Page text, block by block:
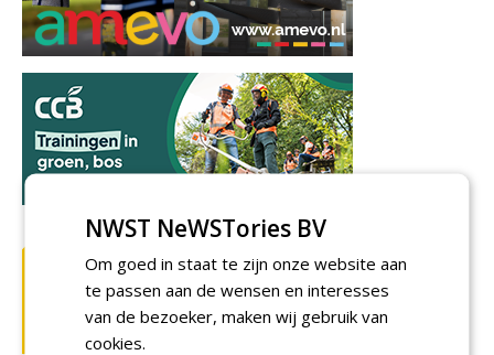
NWST NeWSTories BV
Om goed in staat te zijn onze website aan
te passen aan de wensen en interesses
van de bezoeker, maken wij gebruik van
cookies.